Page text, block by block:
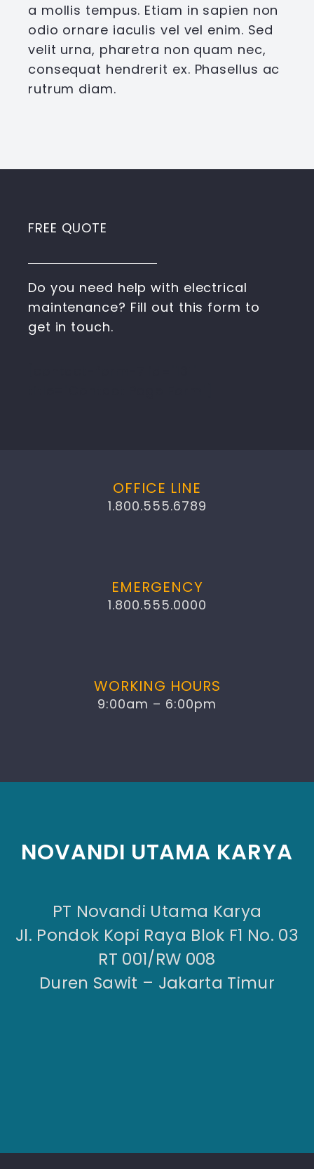
a mollis tempus. Etiam in sapien non
odio ornare iaculis vel vel enim. Sed
velit urna, pharetra non quam nec,
consequat hendrerit ex. Phasellus ac
rutrum diam.
FREE QUOTE
Do you need help with electrical
maintenance? Fill out this form to
get in touch.
OFFICE LINE
1.800.555.6789
EMERGENCY
1.800.555.0000
WORKING HOURS
9:00am – 6:00pm
NOVANDI UTAMA KARYA
PT Novandi Utama Karya
Jl. Pondok Kopi Raya Blok F1 No. 03
RT 001/RW 008
Duren Sawit – Jakarta Timur